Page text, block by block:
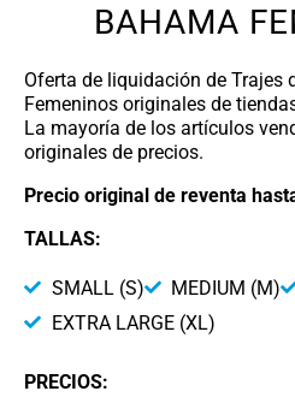
BAHAMA
Oferta de liquidación de Trajes
Femeninos originales de
La mayoría de los artículos
originales de precios.
Precio original de reventa
TALLAS:
SMALL (S) MEDIUM (M)
EXTRA LARGE (XL)
PRECIOS: